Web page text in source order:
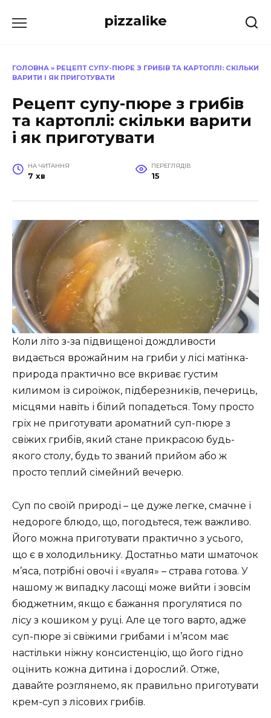
до
pizzalike
ГОЛОВНА » РЕЦЕПТ СУПУ-ПЮРЕ З ГРИБІВ ТА КАРТОПЛІ: СКІЛЬКИ
ВАРИТИ І ЯК ПРИГОТУВАТИ
Рецепт супу-пюре з грибів
та картоплі: скільки варити
і як приготувати
НА ЧИТАННЯ
7 хв
ПЕРЕГЛЯДІВ
15
Коли літо з-за підвищеної дождливости
видається врожайним на гриби у лісі матінка-
природа практично все вкриває густим
килимом із сироїжок, підберезників, печериць,
місцями навіть і білий попадеться. Тому просто
гріх не приготувати ароматний суп-пюре з
свіжих грибів, який стане прикрасою будь-
якого столу, будь то званий прийом або ж
просто теплий сімейний вечерю.
Суп по своїй природі – це дуже легке, смачне і
недороге блюдо, що, погодьтеся, теж важливо.
Його можна приготувати практично з усього,
що є в холодильнику. Достатньо мати шматочок
м’яса, потрібні овочі і «вуаля» – страва готова. У
нашому ж випадку ласощі може вийти і зовсім
бюджетним, якщо є бажання прогулятися по
лісу з кошиком у руці. Але це того варто, адже
суп-пюре зі свіжими грибами і м’ясом має
настільки ніжну консистенцію, що його гідно
оцінить кожна дитина і дорослий. Отже,
давайте розглянемо, як правильно приготувати
крем-суп з лісових грибів.